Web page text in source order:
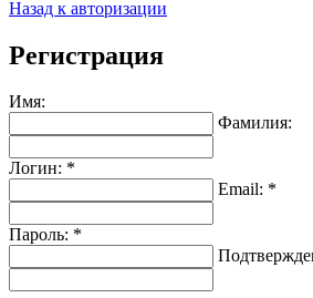
Назад к авторизации
Регистрация
Имя:
Фамилия:
Логин: *
Email: *
Пароль: *